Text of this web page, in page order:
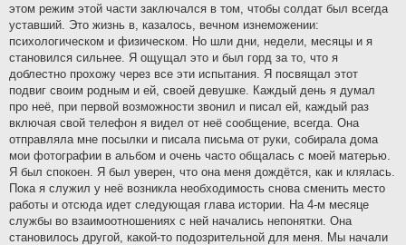
этом режим этой части заключался в том, чтобы солдат был всегда
уставший. Это жизнь в, казалось, вечном изнеможении:
психологическом и физическом. Но шли дни, недели, месяцы и я
становился сильнее. Я ощущал это и был горд за то, что я
доблестно прохожу через все эти испытания. Я посвящал этот
подвиг своим родным и ей, своей девушке. Каждый день я думал
про неё, при первой возможности звонил и писал ей, каждый раз
включая свой телефон я видел от неё сообщение, всегда. Она
отправляла мне посылки и писала письма от руки, собирала дома
мои фотографии в альбом и очень часто общалась с моей матерью.
Я был спокоен. Я был уверен, что она меня дождётся, как и клялась.
Пока я служил у неё возникла необходимость снова сменить место
работы и отсюда идет следующая глава истории. На 4-м месяце
службы во взаимоотношениях с ней начались непонятки. Она
становилось другой, какой-то подозрительной для меня. Мы начали